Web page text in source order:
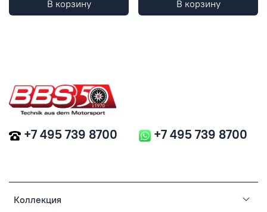
В корзину В корзину
Коллекция
+7 495 739 8700 +7 495 739 8700